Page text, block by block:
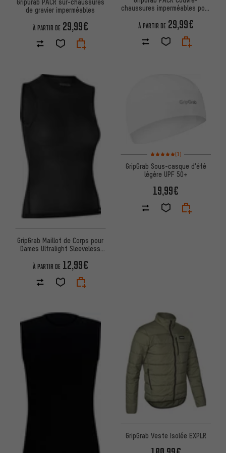
de gravier imperméables
À PARTIR DE 29,99€
chaussures imperméables pour
À PARTIR DE 29,99€
GripGrab Maillot de Corps pour
Dames Ultralight Sleeveless
À PARTIR DE 12,99€
Note moyenne : 5 sur 5
(1)
GripGrab Sous-casque d'été
légère UPF 50+
19,99€
GripGrab Veste Isolée EXPLR